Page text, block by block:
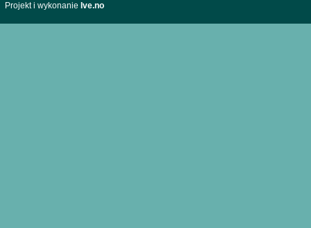
Projekt i wykonanie Ive.no